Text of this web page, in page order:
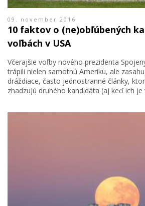
09. november 2016
10 faktov o (ne)obľúbených
voľbách v USA
Včerajšie voľby nového prezidenta
trápili nielen samotnú Ameriku, ale
dráždiace, často jednostranné články,
zhadzujú druhého kandidáta (aj keď ich je